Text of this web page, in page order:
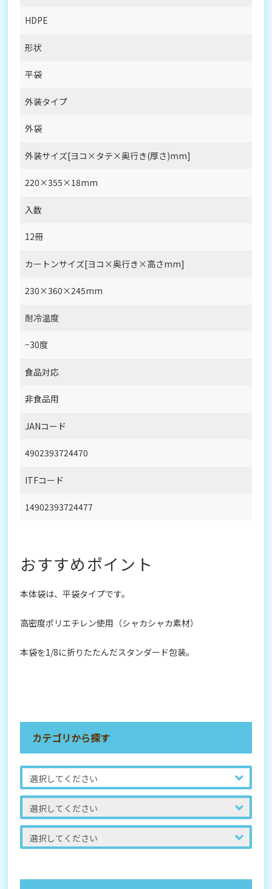
HDPE
形状
平袋
外装タイプ
外袋
外装サイズ[ヨコ×タテ×奥行き(厚さ)mm]
220×355×18mm
入数
12冊
カートンサイズ[ヨコ×奥行き×高さmm]
230×360×245mm
耐冷温度
−30度
食品対応
非食品用
JANコード
4902393724470
ITFコード
14902393724477
おすすめポイント
本体袋は、平袋タイプです。
高密度ポリエチレン使用（シャカシャカ素材）
本袋を1/8に折りたたんだスタンダード包装。
カテゴリから探す